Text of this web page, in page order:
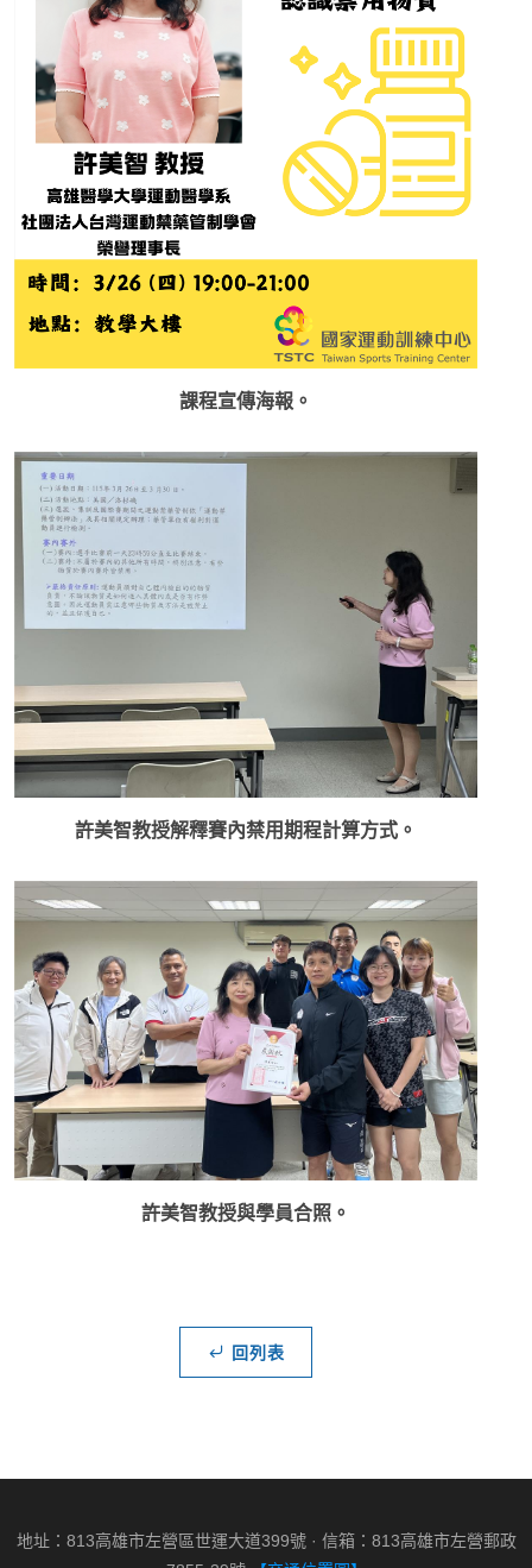
課程宣傳海報。
許美智教授解釋賽內禁用期程計算方式。
許美智教授與學員合照。
回列表
地址：813高雄市左營區世運大道399號 · 信箱：813高雄市左營郵政